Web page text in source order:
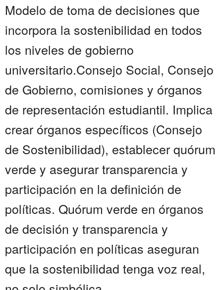
Modelo de toma de decisiones que
incorpora la sostenibilidad en todos
los niveles de gobierno
universitario.Consejo Social, Consejo
de Gobierno, comisiones y órganos
de representación estudiantil. Implica
crear órganos específicos (Consejo
de Sostenibilidad), establecer quórum
verde y asegurar transparencia y
participación en la definición de
políticas. Quórum verde en órganos
de decisión y transparencia y
participación en políticas aseguran
que la sostenibilidad tenga voz real,